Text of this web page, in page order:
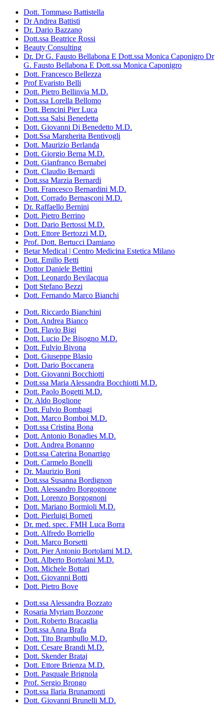
Dott. Tommaso Battistella
Dr Andrea Battisti
Dr. Dario Bazzano
Dott.ssa Beatrice Rossi
Beauty Consulting
Dr. Dr G. Fausto Bellabona E Dott.ssa Monica Caponigro Dr
G. Fausto Bellabona E Dott.ssa Monica Caponigro
Dott. Francesco Bellezza
Prof Evaristo Belli
Dott. Pietro Bellinvia M.D.
Dott.ssa Lorella Bellomo
Dott. Bencini Pier Luca
Dott.ssa Salsi Benedetta
Dott. Giovanni Di Benedetto M.D.
Dott.Ssa Margherita Bentivogli
Dott. Maurizio Berlanda
Dott. Giorgio Berna M.D.
Dott. Gianfranco Bernabei
Dott. Claudio Bernardi
Dott.ssa Marzia Bernardi
Dott. Francesco Bernardini M.D.
Dott. Corrado Bernasconi M.D.
Dr. Raffaello Bernini
Dott. Pietro Berrino
Dott. Dario Bertossi M.D.
Dott. Ettore Bertozzi M.D.
Prof. Dott. Bertucci Damiano
Betar Medical | Centro Medicina Estetica Milano
Dott. Emilio Betti
Dottor Daniele Bettini
Dott. Leonardo Bevilacqua
Dott Stefano Bezzi
Dott. Fernando Marco Bianchi
Dott. Riccardo Bianchini
Dott. Andrea Bianco
Dott. Flavio Bigi
Dott. Lucio De Bisogno M.D.
Dott. Fulvio Bivona
Dott. Giuseppe Blasio
Dott. Dario Boccanera
Dott. Giovanni Bocchiotti
Dott.ssa Maria Alessandra Bocchiotti M.D.
Dott. Paolo Bogetti M.D.
Dr. Aldo Boglione
Dott. Fulvio Bombagi
Dott. Marco Bomboi M.D.
Dott.ssa Cristina Bona
Dott. Antonio Bonadies M.D.
Dott. Andrea Bonanno
Dott.ssa Caterina Bonarrigo
Dott. Carmelo Bonelli
Dr. Maurizio Boni
Dott.ssa Susanna Bordignon
Dott. Alessandro Borgognone
Dott. Lorenzo Borgognoni
Dott. Mariano Bormioli M.D.
Dott. Pierluigi Borneti
Dr. med. spec. FMH Luca Borra
Dott. Alfredo Borriello
Dott. Marco Borsetti
Dott. Pier Antonio Bortolami M.D.
Dott. Alberto Bortolani M.D.
Dott. Michele Bottari
Dott. Giovanni Botti
Dott. Pietro Bove
Dott.ssa Alessandra Bozzato
Rosaria Myriam Bozzone
Dott. Roberto Bracaglia
Dott.ssa Anna Brafa
Dott. Tito Brambullo M.D.
Dott. Cesare Brandi M.D.
Dott. Skender Brataj
Dott. Ettore Brienza M.D.
Dott. Pasquale Brignola
Prof. Sergio Brongo
Dott.ssa Ilaria Brunamonti
Dott. Giovanni Brunelli M.D.